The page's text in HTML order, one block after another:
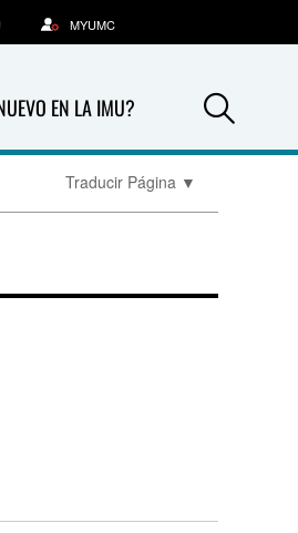
EN LA IMU?
MYUMC
Traducir Página ▼